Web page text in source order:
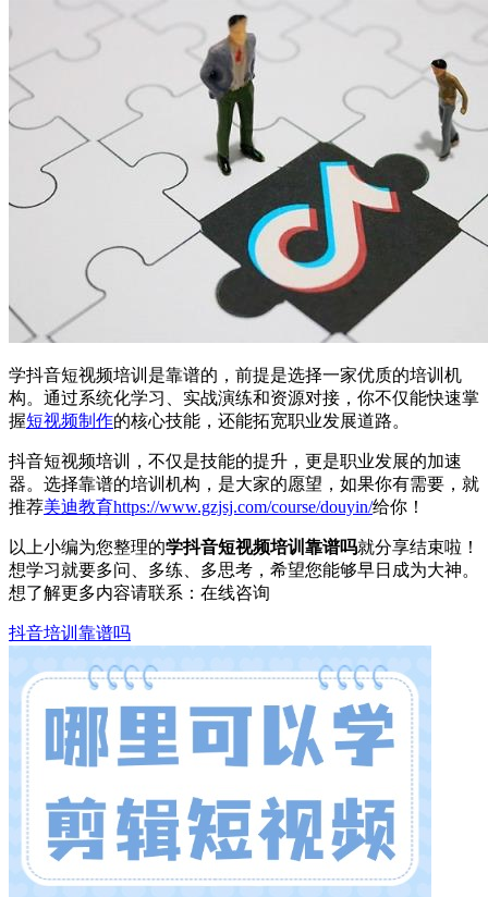
学抖音短视频培训是靠谱的，前提是选择一家优质的培训机
构。通过系统化学习、实战演练和资源对接，你不仅能快速掌
握短视频制作的核心技能，还能拓宽职业发展道路。
抖音短视频培训，不仅是技能的提升，更是职业发展的加速
器。选择靠谱的培训机构，是大家的愿望，如果你有需要，就
推荐美迪教育https://www.gzjsj.com/course/douyin/给你！
以上小编为您整理的学抖音短视频培训靠谱吗就分享结束啦！
想学习就要多问、多练、多思考，希望您能够早日成为大神。
想了解更多内容请联系： 在线咨询
抖音培训靠谱吗